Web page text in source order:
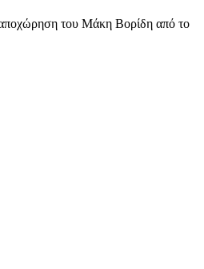
αποχώρηση του Μάκη Βορίδη από το